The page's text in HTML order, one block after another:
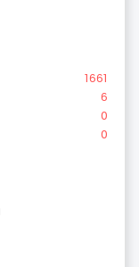
1661
6
0
0